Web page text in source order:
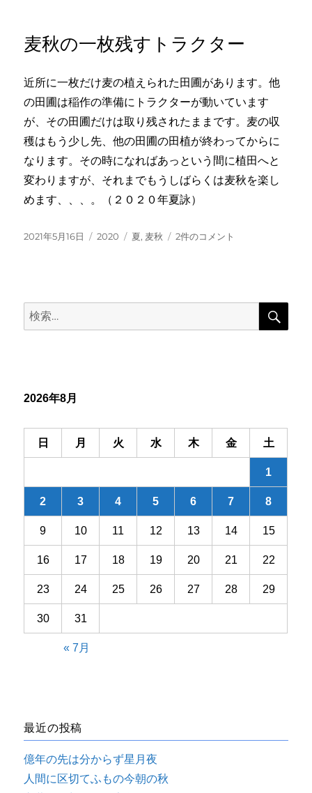
ー
ッ
ー
ク
の
途
上
へ
麦秋の一枚残すトラクター
近所に一枚だけ麦の植えられた田圃があります。他
の田圃は稲作の準備にトラクターが動いています
が、その田圃だけは取り残されたままです。麦の収
穫はもう少し先、他の田圃の田植が終わってからに
なります。その時になればあっという間に植田へと
変わりますが、それまでもうしばらくは麦秋を楽し
めます、、、。（２０２０年夏詠）
投
2021年5月16日
カ
2020
タ
夏, 麦秋
麦
の
2件のコメント
検
索:
検
2026年8月
日 月 火 水 木 金 土
1
2 3 4 5 6 7 8
9 10 11 12 13 14 15
16 17 18 19 20 21 22
23 24 25 26 27 28 29
30 31
« 7月
最近の投稿
億年の先は分からず星月夜
人間に区切てふもの今朝の秋